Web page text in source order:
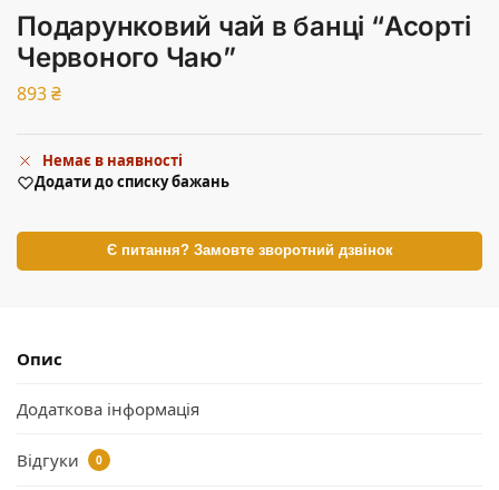
Подарунковий чай в банці “Асорті
Червоного Чаю”
893₴
Немає в наявності
Додати до списку бажань
Є питання? Замовте зворотний дзвінок
Опис
Додаткова інформація
Відгуки 0